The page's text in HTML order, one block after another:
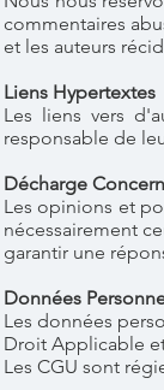
commentaires
et les auteurs
Liens Hypertextes
Les liens vers
responsable de
Décharge
Les opinions et
nécessairement
garantir une
Données
Les données
Droit Applicable
Les CGU sont